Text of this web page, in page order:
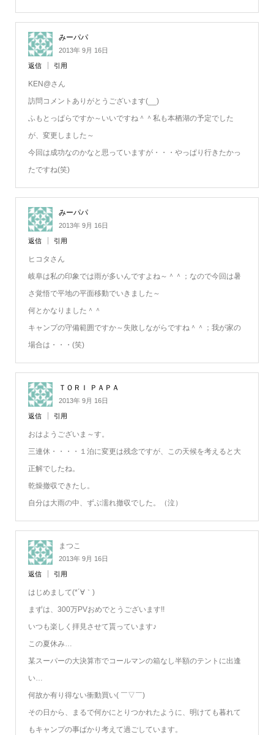
みーパパ
2013年 9月 16日
返信 引用
KEN@さん
訪問コメントありがとうございます(__)
ふもとっぱらですか～いいですね＾＾私も本栖湖の予定でした
が、変更しました～
今回は成功なのかなと思っていますが・・・やっぱり行きたかっ
たですね(笑)
みーパパ
2013年 9月 16日
返信 引用
ヒコタさん
岐阜は私の印象では雨が多いんですよね～＾＾；なので今回は暑
さ覚悟で平地の平面移動でいきました～
何とかなりました＾＾
キャンプの守備範囲ですか～失敗しながらですね＾＾；我が家の
場合は・・・(笑)
ＴＯＲＩ ＰＡＰＡ
2013年 9月 16日
返信 引用
おはようございま～す。
三連休・・・・１泊に変更は残念ですが、この天候を考えると大
正解でしたね。
乾燥撤収できたし。
自分は大雨の中、ずぶ濡れ撤収でした。（泣）
まつこ
2013年 9月 16日
返信 引用
はじめまして(*´∀｀)
まずは、300万PVおめでとうございます!!
いつも楽しく拝見させて貰っています♪
この夏休み…
某スーパーの大決算市でコールマンの箱なし半額のテントに出逢
い…
何故か有り得ない衝動買い( ￣▽￣)
その日から、まるで何かにとりつかれたように、明けても暮れて
もキャンプの事ばかり考えて過ごしています。